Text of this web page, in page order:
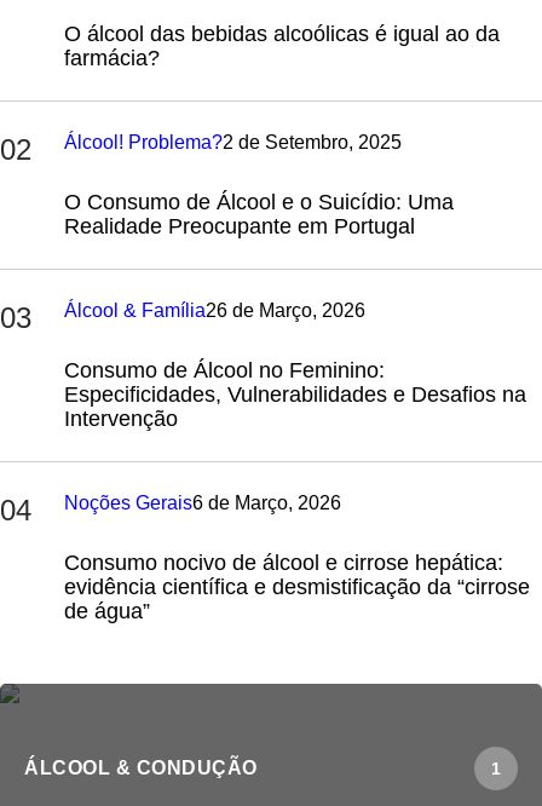
O álcool das bebidas alcoólicas é igual ao da
farmácia?
02 Álcool! Problema?2 de Setembro, 2025
O Consumo de Álcool e o Suicídio: Uma
Realidade Preocupante em Portugal
03 Álcool & Família26 de Março, 2026
Consumo de Álcool no Feminino:
Especificidades, Vulnerabilidades e Desafios na
Intervenção
04 Noções Gerais6 de Março, 2026
Consumo nocivo de álcool e cirrose hepática:
evidência científica e desmistificação da “cirrose
de água”
ÁLCOOL & CONDUÇÃO 1